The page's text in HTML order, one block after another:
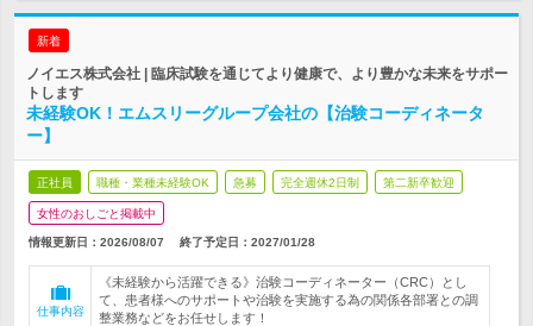
新着
ノイエス株式会社 | 臨床試験を通じてより健康で、より豊かな未来をサポー
トします
未経験OK！エムスリーグループ会社の【治験コーディネータ
ー】
正社員 職種・業種未経験OK 急募 完全週休2日制 第二新卒歓迎
女性のおしごと掲載中
情報更新日：2026/08/07 終了予定日： 2027/01/28
仕事内容
《未経験から活躍できる》治験コーディネーター（CRC）とし
て、患者様へのサポートや治験を実施する為の関係各部署との調
整業務などをお任せします！